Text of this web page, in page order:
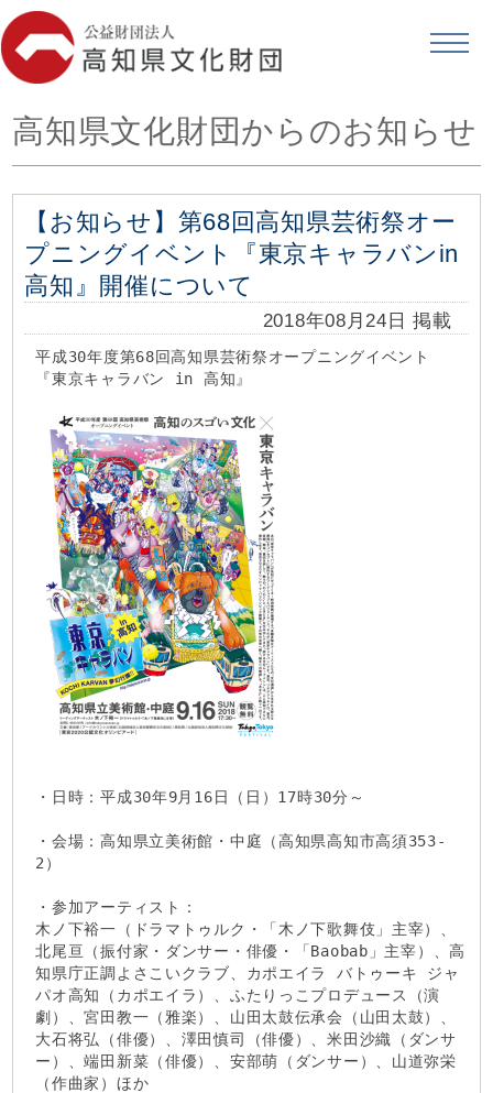
高知県文化財団からのお知らせ
【お知らせ】第68回高知県芸術祭オー
プニングイベント『東京キャラバンin
高知』開催について
2018年08月24日 掲載
平成30年度第68回高知県芸術祭オープニングイベント
『東京キャラバン in 高知』
・日時：平成30年9月16日（日）17時30分～
・会場：高知県立美術館・中庭（高知県高知市高須353-
2）
・参加アーティスト：
木ノ下裕一（ドラマトゥルク・「木ノ下歌舞伎」主宰）、
北尾亘（振付家・ダンサー・俳優・「Baobab」主宰）、高
知県庁正調よさこいクラブ、カポエイラ バトゥーキ ジャ
パオ高知（カポエイラ）、ふたりっこプロデュース（演
劇）、宮田教一（雅楽）、山田太鼓伝承会（山田太鼓）、
大石将弘（俳優）、澤田慎司（俳優）、米田沙織（ダンサ
ー）、端田新菜（俳優）、安部萌（ダンサー）、山道弥栄
（作曲家）ほか